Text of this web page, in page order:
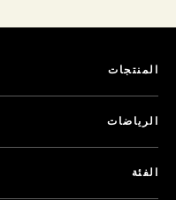
المنتجات
الرياضات
الفئة